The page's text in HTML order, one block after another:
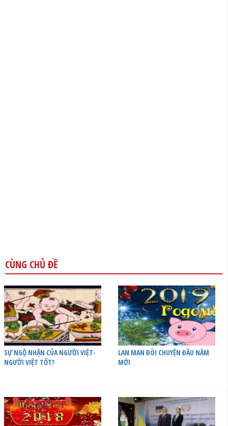
CÙNG CHỦ ĐỀ
SỰ NGỘ NHẬN CỦA NGƯỜI VIỆT-
NGƯỜI VIỆT TỐT?
LAN MAN ĐÔI CHUYỆN ĐẦU NĂM
MỚI